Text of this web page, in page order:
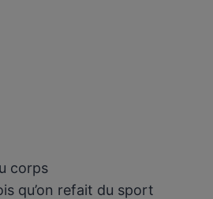
corps
qu’on refait du sport